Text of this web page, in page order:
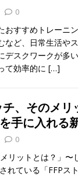
0
おすすめトレーニ
など、日常生活や
デスクワークが多
て効率的に […]
、そのメリ
手に入れる
0
リットとは？」〜
れている「FFPス